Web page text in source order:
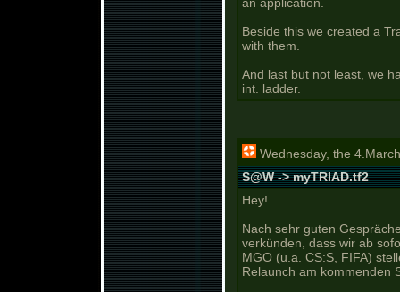
Beside this we created a
with them.
And last but not least, we
int. ladder.
Wednesday, the
S@W -> myTRIAD.tf2
Hey!
Nach sehr guten
verkünden, dass wir ab
MGO (u.a. CS:S, FIFA)
Relaunch am kommenden